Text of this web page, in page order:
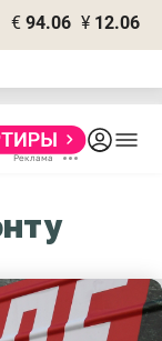
€ 94.06 ¥ 12.06